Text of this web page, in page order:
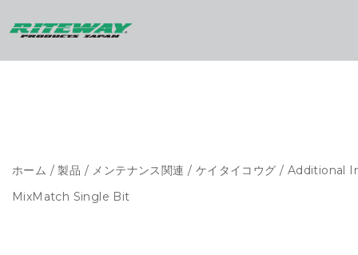
ホーム /製品 / メンテナンス関連 / ケイタイコウグ / Additional
MixMatch Single Bit